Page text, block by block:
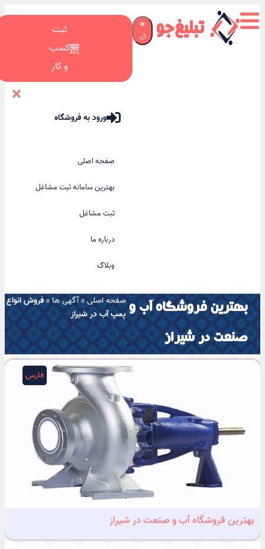
☀️
🌙
ثبت
کسب
و کار
ورود به فروشگاه
صفحه اصلی
بهترین سامانه ثبت مشاغل
ثبت مشاغل
درباره ما
وبلاگ
بهترین فروشگاه آب و
صنعت در شیراز
صفحه اصلی»آگهی ها»فروش انواع
پمپ آب در شیراز
فارس
بهترین فروشگاه آب و صنعت در شیراز